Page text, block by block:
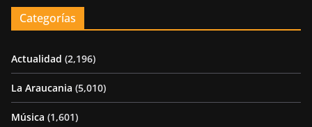
Categorías
Actualidad (2,196)
La Araucania (5,010)
Música (1,601)